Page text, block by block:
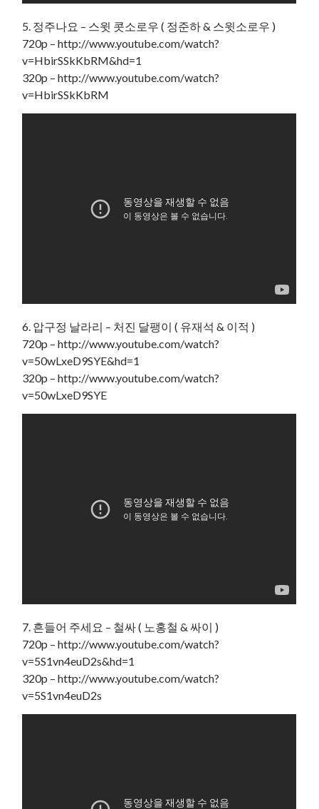
5. 정주나요 – 스윗 콧소로우 ( 정준하 & 스윗소로우 )
720p – http://www.youtube.com/watch?
v=HbirSSkKbRM&hd=1
320p – http://www.youtube.com/watch?
v=HbirSSkKbRM
6. 압구정 날라리 – 처진 달팽이 ( 유재석 & 이적 )
720p – http://www.youtube.com/watch?
v=50wLxeD9SYE&hd=1
320p – http://www.youtube.com/watch?
v=50wLxeD9SYE
7. 흔들어 주세요 – 철싸 ( 노홍철 & 싸이 )
720p – http://www.youtube.com/watch?
v=5S1vn4euD2s&hd=1
320p – http://www.youtube.com/watch?
v=5S1vn4euD2s